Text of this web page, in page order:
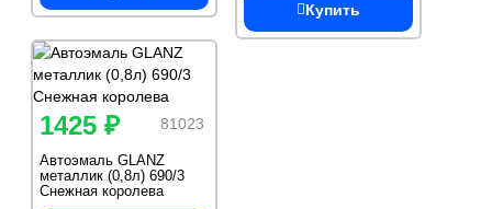
Купить
81023
1425 ₽
Автоэмаль GLANZ
металлик (0,8л) 690/3
Снежная королева